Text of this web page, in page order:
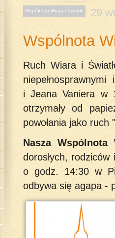
Wspólnota Wiara i Światło 29
Wspólnota
Ruch Wiara i
i Jeana Vaniera w
otrzymały od
powołania jako ruch
Nasza Wspólnota
dorosłych,
o godz. 14:30 w
odbywa się agapa -